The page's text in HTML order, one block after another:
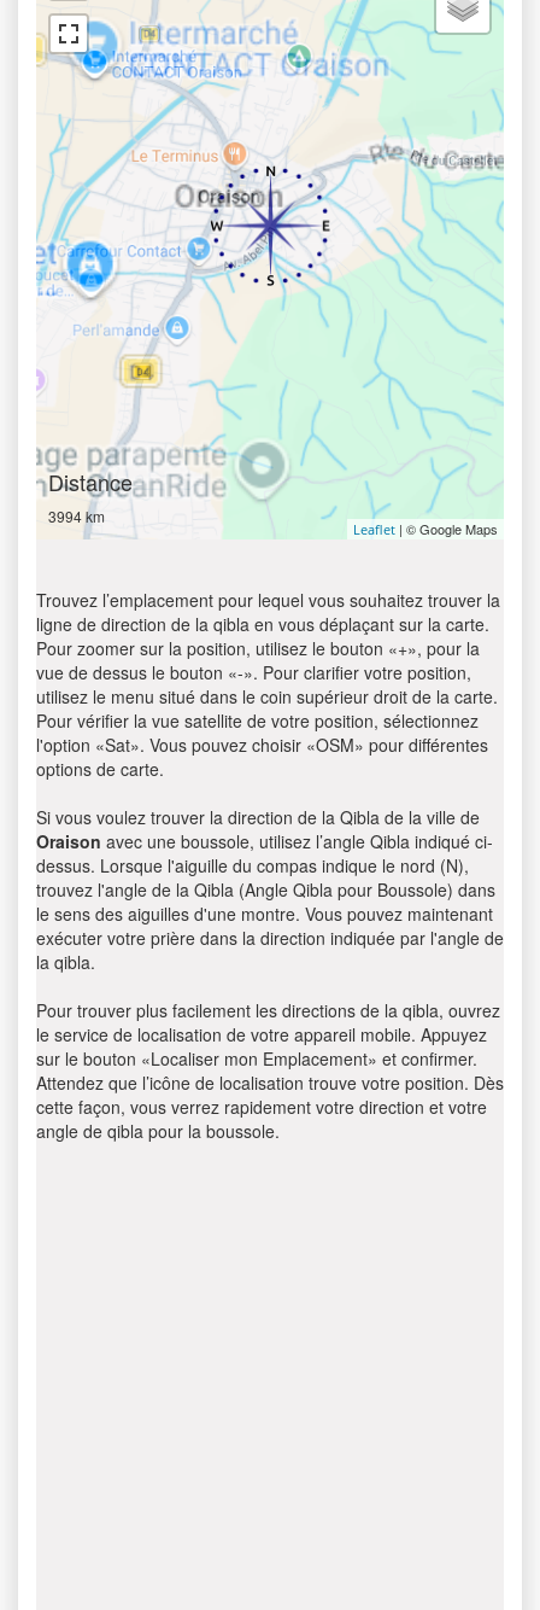
Distance
3994 km
Leaflet | © Google Maps
Trouvez l’emplacement pour lequel vous souhaitez trouver la
ligne de direction de la qibla en vous déplaçant sur la carte.
Pour zoomer sur la position, utilisez le bouton «+», pour la
vue de dessus le bouton «-». Pour clarifier votre position,
utilisez le menu situé dans le coin supérieur droit de la carte.
Pour vérifier la vue satellite de votre position, sélectionnez
l'option «Sat». Vous pouvez choisir «OSM» pour différentes
options de carte.
Si vous voulez trouver la direction de la Qibla de la ville de
Oraison avec une boussole, utilisez l’angle Qibla indiqué ci-
dessus. Lorsque l'aiguille du compas indique le nord (N),
trouvez l'angle de la Qibla (Angle Qibla pour Boussole) dans
le sens des aiguilles d'une montre. Vous pouvez maintenant
exécuter votre prière dans la direction indiquée par l'angle de
la qibla.
Pour trouver plus facilement les directions de la qibla, ouvrez
le service de localisation de votre appareil mobile. Appuyez
sur le bouton «Localiser mon Emplacement» et confirmer.
Attendez que l’icône de localisation trouve votre position. Dès
cette façon, vous verrez rapidement votre direction et votre
angle de qibla pour la boussole.